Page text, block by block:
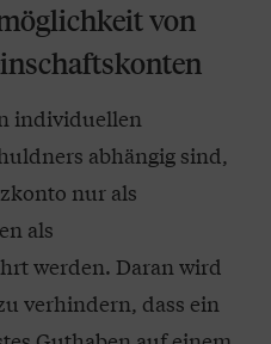
von
individuellen
abhängig sind,
nur als
als
werden. Daran wird
verhindern, dass ein